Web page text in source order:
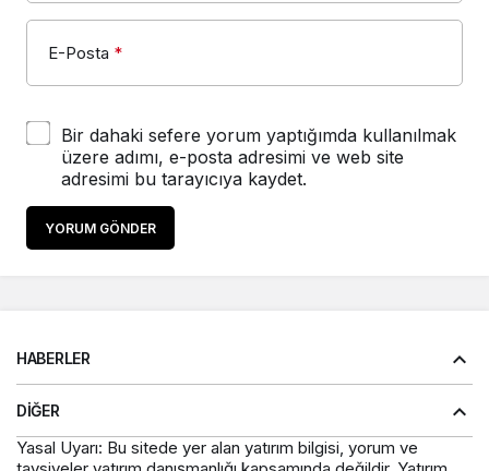
E-Posta *
Bir dahaki sefere yorum yaptığımda kullanılmak
üzere adımı, e-posta adresimi ve web site
adresimi bu tarayıcıya kaydet.
YORUM GÖNDER
HABERLER
DIĞER
Yasal Uyarı: Bu sitede yer alan yatırım bilgisi, yorum ve